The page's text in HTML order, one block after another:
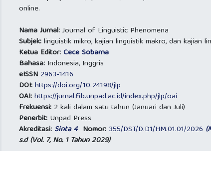
online.
Nama Jurnal:Journal of Linguistic Phenomena
Subjek:linguistik mikro, kajian linguistik makro, dan kajian
Ketua Editor: Cece Sobarna
Bahasa: Indonesia, Inggris
eISSN 2963-1416
DOI: https://doi.org/10.24198/jlp
OAI: https://jurnal.fib.unpad.ac.id/index.php/jlp/oai
Frekuensi: 2 kali dalam satu tahun (Januari dan Juli)
Penerbit: Unpad Press
Akreditasi: Sinta 4 Nomor: 355/DST/D.D1/HM.01.01/2026
s.d (Vol. 7, No. 1 Tahun 2029)